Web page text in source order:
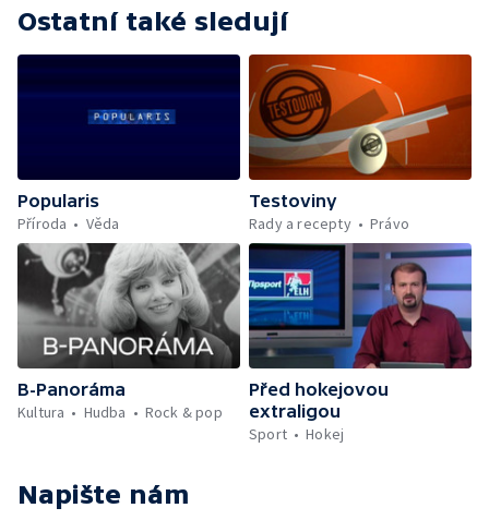
Ostatní také sledují
Popularis
Příroda
Věda
Testoviny
Rady a recepty
Právo
B-Panoráma
Kultura
Hudba Rock & pop
Před hokejovou
extraligou
Sport
Hokej
Napište nám